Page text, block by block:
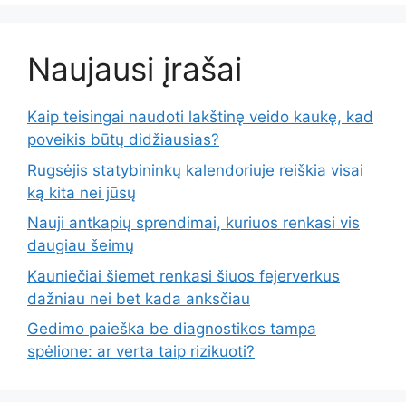
Naujausi įrašai
Kaip teisingai naudoti lakštinę veido kaukę, kad
poveikis būtų didžiausias?
Rugsėjis statybininkų kalendoriuje reiškia visai
ką kita nei jūsų
Nauji antkapių sprendimai, kuriuos renkasi vis
daugiau šeimų
Kauniečiai šiemet renkasi šiuos fejerverkus
dažniau nei bet kada anksčiau
Gedimo paieška be diagnostikos tampa
spėlione: ar verta taip rizikuoti?